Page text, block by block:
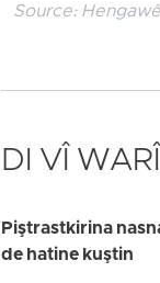
Source:
DI VÎ
Piştrastkirina
de hatine kuştin